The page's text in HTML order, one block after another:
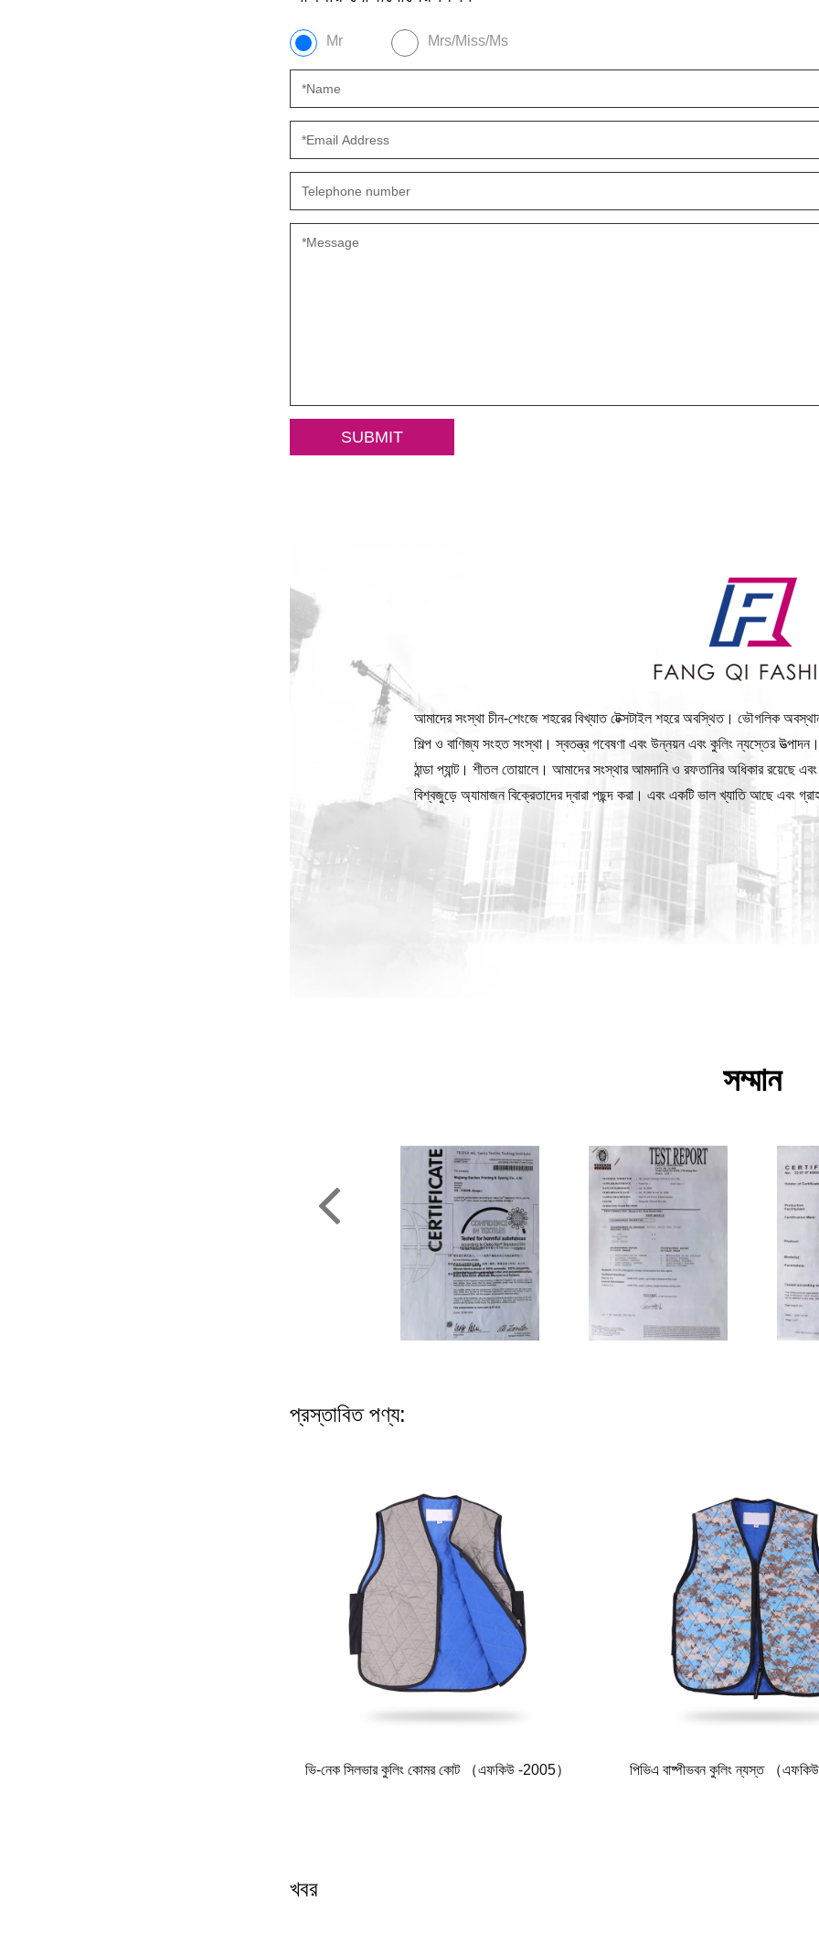
Mr Mrs/Miss/Ms
আমাদের সংস্থা চীন-শেংজে শহরের বিখ্যাত টেক্সটাইল শহরে অবস্থিত। ভৌগলিক
শিল্প ও বাণিজ্য সংহত সংস্থা। স্বতন্ত্র গবেষণা এবং উন্নয়ন এবং কুলিং ন্যস্তের
ঠান্ডা প্যান্ট। শীতল তোয়ালে। আমাদের সংস্থার আমদানি ও রফতানির অধিকার রয়েছে
বিশ্বজুড়ে অ্যামাজন বিক্রেতাদের দ্বারা পছন্দ করা। এবং একটি ভাল খ্যাতি আছে এবং
সম্মান
প্রস্তাবিত পণ্য:
ভি-নেক সিলভার কুলিং কোমর কোট （এফকিউ -2005） পিভিএ বাষ্পীভবন কুলিং ন্যস্ত （
খবর